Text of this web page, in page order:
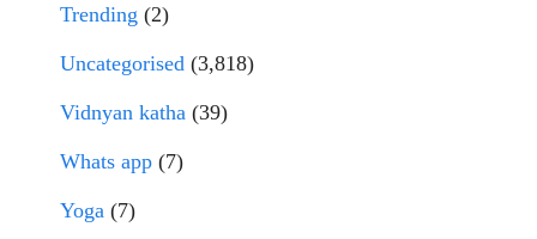
Trending (2)
Uncategorised (3,818)
Vidnyan katha (39)
Whats app (7)
Yoga (7)